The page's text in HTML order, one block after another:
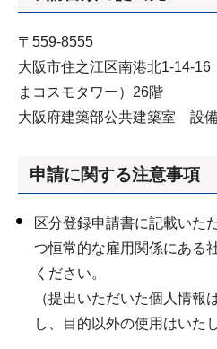
〒559-8555
大阪市住之江区南港北1-14-
まコスモタワー）26階
大阪府建築部公共建築室 設
申請に関する注意事項
区分登録申請書に記載いた
つ恒常的な雇用関係にある
ください。
（提出いただいた個人情報
し、目的以外の使用はいた